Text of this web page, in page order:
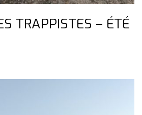
TRAPPISTES – ÉTÉ